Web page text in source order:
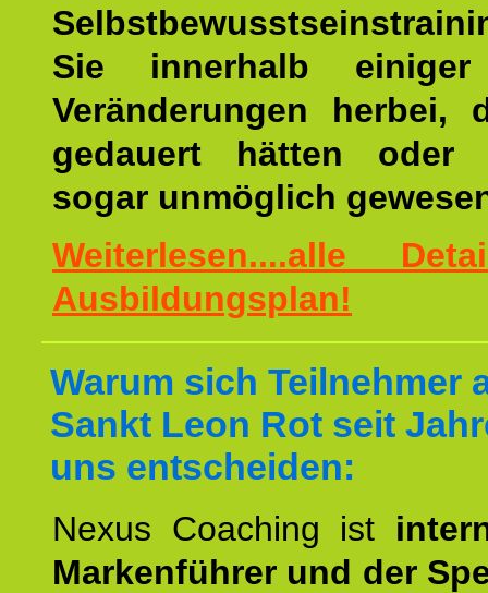
Sie innerhalb einiger
Veränderungen herbei,
gedauert hätten oder
sogar unmöglich
Weiterlesen....alle
Ausbildungsplan!
Warum sich Teilnehmer
Sankt Leon Rot seit
uns entscheiden:
Nexus Coaching ist
Markenführer und der